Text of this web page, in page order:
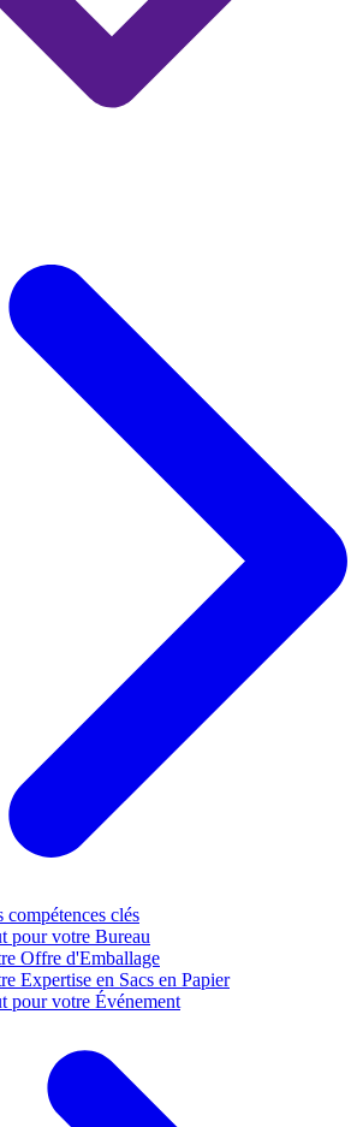
compétences clés
pour votre Bureau
Offre d'Emballage
Expertise en Sacs en Papier
pour votre Événement